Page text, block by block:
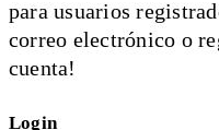
para usuarios
correo electrónico o
cuenta!
Login